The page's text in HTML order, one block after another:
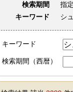
検索期間
指
キーワード
シ
キーワード
検索期間（西暦）